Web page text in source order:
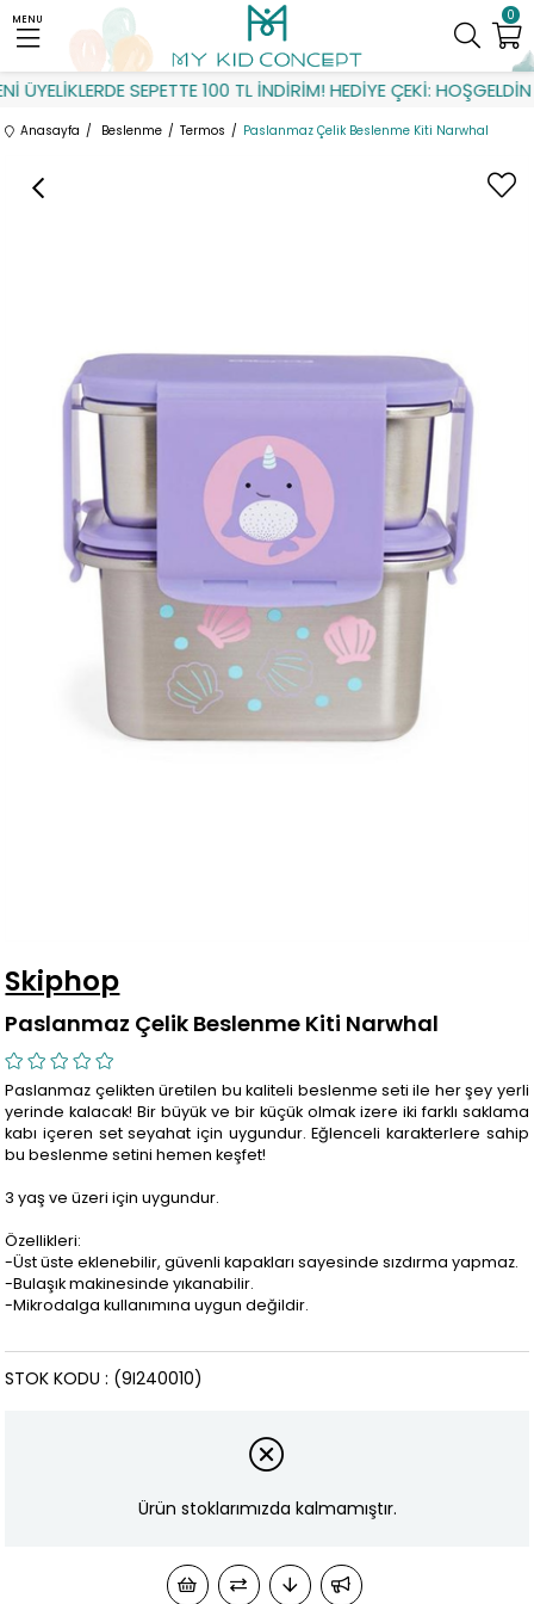
ÜYELİKLERDE SEPETTE 100 TL İNDİRİM! HEDİYE ÇEKİ: HOŞGELDİN
0
MENU
Anasayfa Beslenme Termos Paslanmaz Çelik Beslenme Kiti Narwhal
Skiphop
Paslanmaz Çelik Beslenme Kiti Narwhal
Paslanmaz çelikten üretilen bu kaliteli beslenme seti ile her şey yerli
yerinde kalacak! Bir büyük ve bir küçük olmak izere iki farklı saklama
kabı içeren set seyahat için uygundur. Eğlenceli karakterlere sahip
bu beslenme setini hemen keşfet!
3 yaş ve üzeri için uygundur.
Özellikleri:
-Üst üste eklenebilir, güvenli kapakları sayesinde sızdırma yapmaz.
-Bulaşık makinesinde yıkanabilir.
-Mikrodalga kullanımına uygun değildir.
(9I240010)
STOK KODU
Ürün stoklarımızda kalmamıştır.